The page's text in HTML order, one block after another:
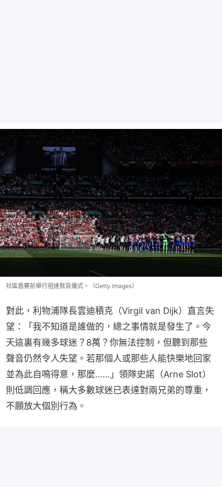
社區盾賽前舉行祖達默哀儀式。（Getty Images）
對此，利物浦隊長雲迪積克（Virgil van Dijk）直言失
望：「我不知道是誰做的，總之事情就是發生了。今
天這裏有幾多球迷？8萬？你無法控制，但聽到那些
聲音仍然令人失望。若那個人或那些人能快樂地回家
並為此自鳴得意，那麼……」領隊史諾（Arne Slot）
則低調回應，稱大多數球迷已表達對兩兄弟的尊重，
不願放大個別行為。